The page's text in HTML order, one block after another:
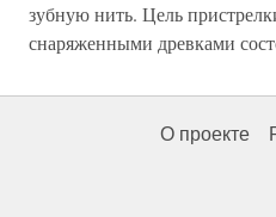
зубную нить. Цель
снаряженными древками
О проекте